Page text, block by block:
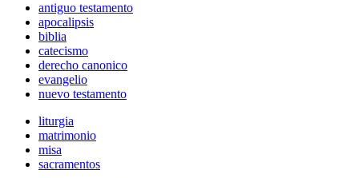
antiguo testamento
apocalipsis
biblia
catecismo
derecho canonico
evangelio
nuevo testamento
liturgia
matrimonio
misa
sacramentos